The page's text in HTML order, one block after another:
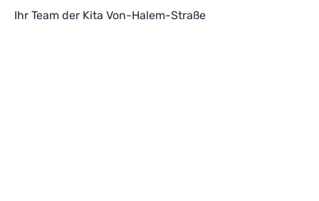
Ihr Team der Kita Von-Halem-Straße